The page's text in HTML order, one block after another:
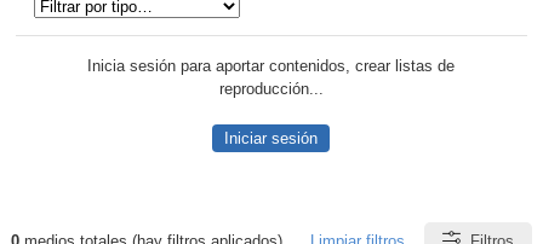
Inicia sesión para aportar contenidos, crear listas de
reproducción...
Iniciar sesión